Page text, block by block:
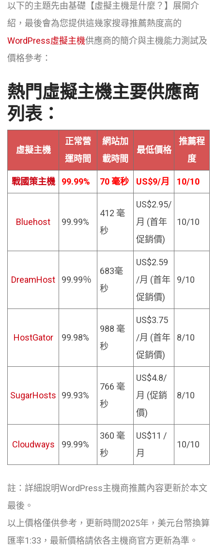
以下的主題先由基礎【虛擬主機是什麼？】展開介
紹，最後會為您提供這幾家搜尋推薦熱度高的
WordPress虛擬主機供應商的簡介與主機能力測試及
價格參考：
熱門虛擬主機主要供應商
列表：
虛擬主機
正常營
運時間
網站加
載時間
最低價格
推薦程
度
戰國策主機 99.99% 70 毫秒 US$9/月 10/10
Bluehost 99.99%
412 毫
秒
US$2.95/
月 (首年
促銷價)
10/10
DreamHost 99.99％
683毫
秒
US$2.59
/月 (首年
促銷價)
9/10
HostGator 99.98%
988 毫
秒
US$3.75
/月 (首年
促銷價)
8/10
SugarHosts 99.93%
766 毫
秒
US$4.8/
月 (促銷
價)
8/10
Cloudways 99.99%
360 毫
秒
US$11 /
月
10/10
註：詳細說明WordPress主機商推薦內容更新於本文
最後。
以上價格僅供參考，更新時間2025年，美元台幣換算
匯率1:33，最新價格請依各主機商官方更新為準。